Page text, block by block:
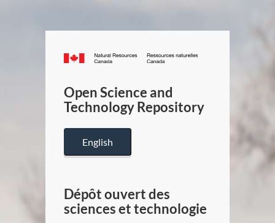
Canada.ca
/
Canada
Open Science and
Technology Repository
English
Dépôt ouvert des
sciences et technologie